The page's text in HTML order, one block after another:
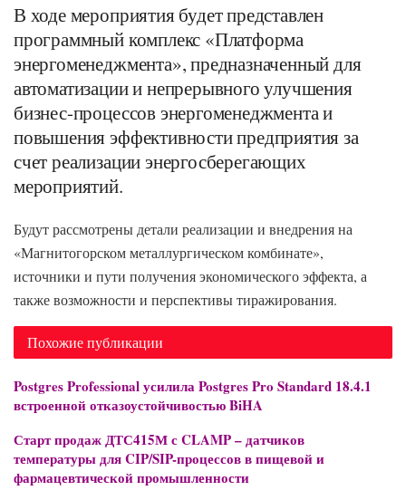
В ходе мероприятия будет представлен
программный комплекс «Платформа
энергоменеджмента», предназначенный для
автоматизации и непрерывного улучшения
бизнес-процессов энергоменеджмента и
повышения эффективности предприятия за
счет реализации энергосберегающих
мероприятий.
Будут рассмотрены детали реализации и внедрения на
«Магнитогорском металлургическом комбинате»,
источники и пути получения экономического эффекта, а
также возможности и перспективы тиражирования.
Похожие публикации
Postgres Professional усилила Postgres Pro Standard 18.4.1
встроенной отказоустойчивостью BiHA
Старт продаж ДТС415М с CLAMP – датчиков
температуры для CIP/SIP-процессов в пищевой и
фармацевтической промышленности